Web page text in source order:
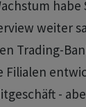
weiter
Trading-
Filialen
-